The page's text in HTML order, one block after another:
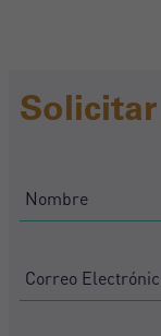
Crear una